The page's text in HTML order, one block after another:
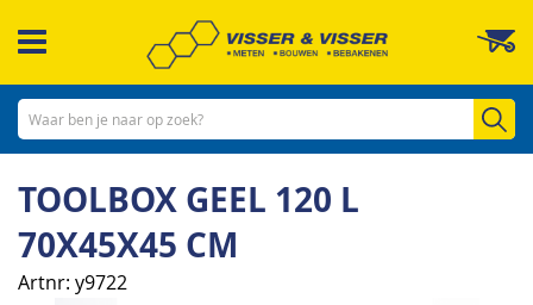
naar
inhoud
TOOLBOX GEEL 120 L
70X45X45 CM
Artnr y9722